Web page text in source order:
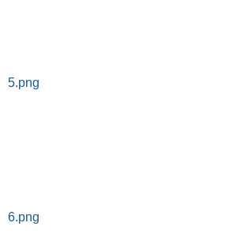
5.png
6.png